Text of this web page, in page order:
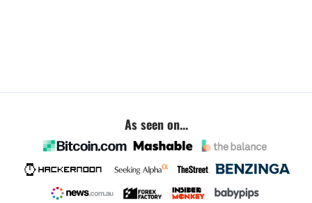
As seen on...